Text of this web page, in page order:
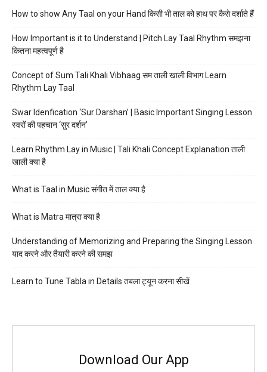
How to show Any Taal on your Hand किसी भी ताल को हाथ पर कैसे दर्शाते हैं
How Important is it to Understand | Pitch Lay Taal Rhythm समझना
कितना महत्वपूर्ण है
Concept of Sum Tali Khali Vibhaag सम ताली खाली विभाग Learn
Rhythm Lay Taal
Swar Idenfication ‘Sur Darshan’ | Basic Important Singing Lesson
स्वरों की पहचान ‘सुर दर्शन’
Learn Rhythm Lay in Music | Tali Khali Concept Explanation ताली
खाली क्या है
What is Taal in Music संगीत में ताल क्या है
What is Matra मात्रा क्या है
Understanding of Memorizing and Preparing the Singing Lesson
याद करने और तैयारी करने की समझ
Learn to Tune Tabla in Details तबला ट्यून करना सीखें
Download Our App